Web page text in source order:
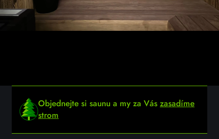
Objednejte si saunu a my za Vás zasadíme
strom